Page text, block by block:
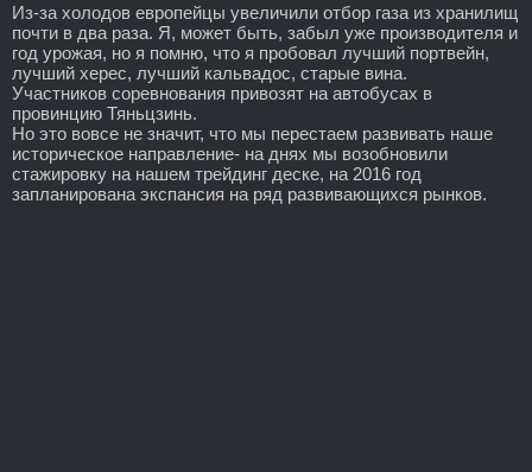
Из-за холодов европейцы увеличили отбор газа из хранилищ
почти в два раза. Я, может быть, забыл уже производителя и
год урожая, но я помню, что я пробовал лучший портвейн,
лучший херес, лучший кальвадос, старые вина.
Участников соревнования привозят на автобусах в
провинцию Тяньцзинь.
Но это вовсе не значит, что мы перестаем развивать наше
историческое направление- на днях мы возобновили
стажировку на нашем трейдинг деске, на 2016 год
запланирована экспансия на ряд развивающихся рынков.